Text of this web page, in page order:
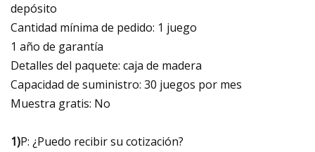
depósito
Cantidad mínima de pedido: 1 juego
1 año de garantía
Detalles del paquete: caja de madera
Capacidad de suministro: 30 juegos por mes
Muestra gratis: No
1)P: ¿Puedo recibir su cotización?